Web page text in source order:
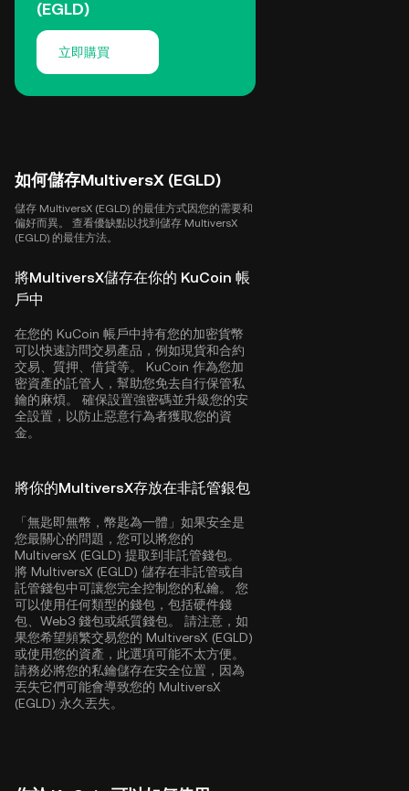
(EGLD)
立即購買
如何儲存MultiversX (EGLD)
儲存 MultiversX (EGLD) 的最佳方式因您的需要和
偏好而異。 查看優缺點以找到儲存 MultiversX
(EGLD) 的最佳方法。
將MultiversX儲存在你的 KuCoin 帳
戶中
在您的 KuCoin 帳戶中持有您的加密貨幣
可以快速訪問交易產品，例如現貨和合約
交易、質押、借貸等。 KuCoin 作為您加
密資產的託管人，幫助您免去自行保管私
鑰的麻煩。 確保設置強密碼並升級您的安
全設置，以防止惡意行為者獲取您的資
金。
將你的MultiversX存放在非託管銀包
「無匙即無幣，幣匙為一體」如果安全是
您最關心的問題，您可以將您的
MultiversX (EGLD) 提取到非託管錢包。
將 MultiversX (EGLD) 儲存在非託管或自
託管錢包中可讓您完全控制您的私鑰。 您
可以使用任何類型的錢包，包括硬件錢
包、Web3 錢包或紙質錢包。 請注意，如
果您希望頻繁交易您的 MultiversX (EGLD)
或使用您的資產，此選項可能不太方便。
請務必將您的私鑰儲存在安全位置，因為
丟失它們可能會導致您的 MultiversX
(EGLD) 永久丟失。